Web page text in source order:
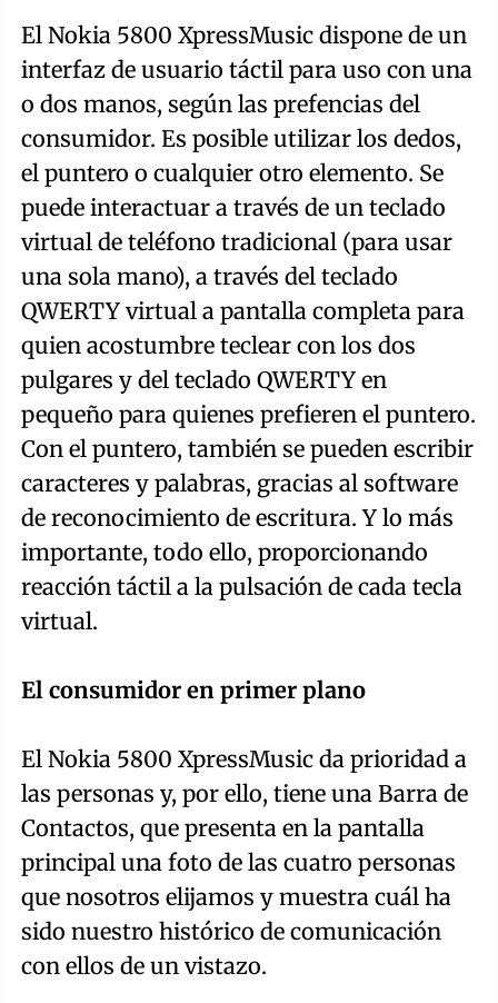
El Nokia 5800 XpressMusic dispone de un
interfaz de usuario táctil para uso con una
o dos manos, según las prefencias del
consumidor. Es posible utilizar los dedos,
el puntero o cualquier otro elemento. Se
puede interactuar a través de un teclado
virtual de teléfono tradicional (para usar
una sola mano), a través del teclado
QWERTY virtual a pantalla completa para
quien acostumbre teclear con los dos
pulgares y del teclado QWERTY en
pequeño para quienes prefieren el puntero.
Con el puntero, también se pueden escribir
caracteres y palabras, gracias al software
de reconocimiento de escritura. Y lo más
importante, todo ello, proporcionando
reacción táctil a la pulsación de cada tecla
virtual.
El consumidor en primer plano
El Nokia 5800 XpressMusic da prioridad a
las personas y, por ello, tiene una Barra de
Contactos, que presenta en la pantalla
principal una foto de las cuatro personas
que nosotros elijamos y muestra cuál ha
sido nuestro histórico de comunicación
con ellos de un vistazo.